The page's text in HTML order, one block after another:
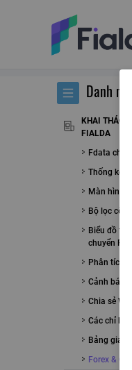
Danh mục
KHAI THÁC
FIALDA
Fdata cho
Thống kê
Màn hình
Bộ lọc cổ
Biểu đồ
chuyển RRG
Phân tích
Cảnh báo
Chia sẻ
Các chỉ
Bảng giá
Forex &